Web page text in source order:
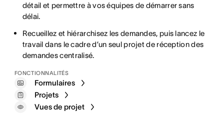
détail et permettre à vos équipes de démarrer sans
délai.
Recueillez et hiérarchisez les demandes, puis lancez le
travail dans le cadre d’un seul projet de réception des
demandes centralisé.
FONCTIONNALITÉS
Formulaires
Projets
Vues de projet